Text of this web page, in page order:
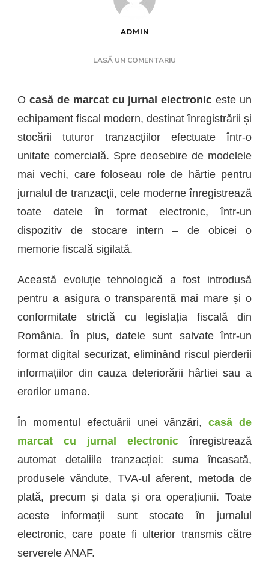
ADMIN
LASĂ UN COMENTARIU
O
DE
MARCAT
JURNAL
ELECTRONIC?
O casă de marcat cu jurnal electronic este un
echipament fiscal modern, destinat înregistrării și
stocării tuturor tranzacțiilor efectuate într-o
unitate comercială. Spre deosebire de modelele
mai vechi, care foloseau role de hârtie pentru
jurnalul de tranzacții, cele moderne înregistrează
toate datele în format electronic, într-un
dispozitiv de stocare intern – de obicei o
memorie fiscală sigilată.
Această evoluție tehnologică a fost introdusă
pentru a asigura o transparență mai mare și o
conformitate strictă cu legislația fiscală din
România. În plus, datele sunt salvate într-un
format digital securizat, eliminând riscul pierderii
informațiilor din cauza deteriorării hârtiei sau a
erorilor umane.
În momentul efectuării unei vânzări,casă de
marcat cu jurnal electronic înregistrează
automat detaliile tranzacției: suma încasată,
produsele vândute, TVA-ul aferent, metoda de
plată, precum și data și ora operațiunii. Toate
aceste informații sunt stocate în jurnalul
electronic, care poate fi ulterior transmis către
serverele ANAF.